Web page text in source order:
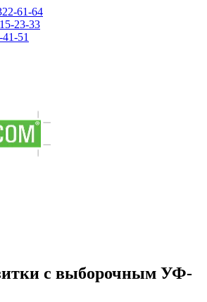
61-64
23-33
51
с выборочным УФ-